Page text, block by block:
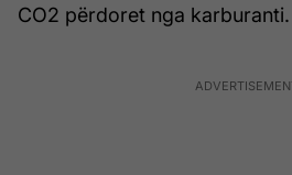
CO2 përdoret nga karburanti.